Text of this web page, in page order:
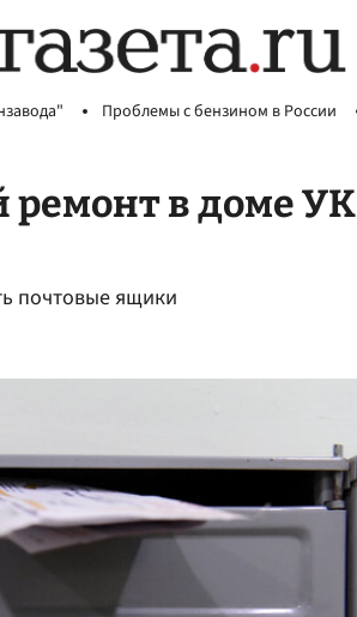
Проблемы с бензином в России
ремонт в доме УК
почтовые ящики